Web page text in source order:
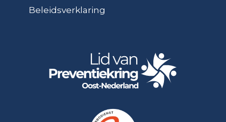
Beleidsverklaring